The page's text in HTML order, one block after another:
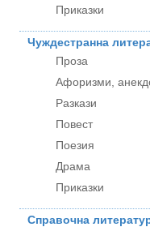
Приказки
Чуждестранна
Проза
Афоризми,
Разкази
Повест
Поезия
Драма
Приказки
Справочна